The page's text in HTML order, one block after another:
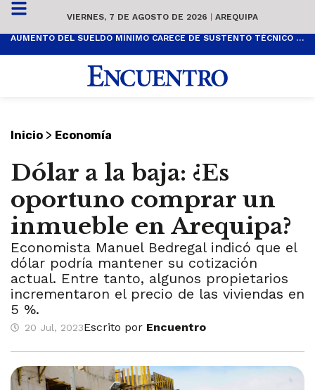
VIERNES, 7 DE AGOSTO DE 2026 | AREQUIPA
AUMENTO DEL SUELDO MÍNIMO CARECE DE SUSTENTO TÉCNICO Y ES POPULISTA
Inicio > Economía
Dólar a la baja: ¿Es
oportuno comprar un
inmueble en Arequipa?
Economista Manuel Bedregal indicó que el
dólar podría mantener su cotización
actual. Entre tanto, algunos propietarios
incrementaron el precio de las viviendas en
5 %.
20 Jul, 2023Escrito por Encuentro